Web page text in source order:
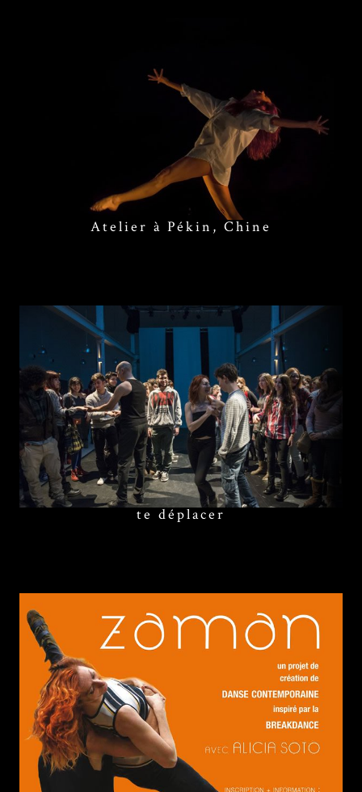
Atelier à Pékin, Chine
te déplacer